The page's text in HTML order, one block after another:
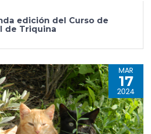
edición del Curso de
de Triquina
MAR
17
2024